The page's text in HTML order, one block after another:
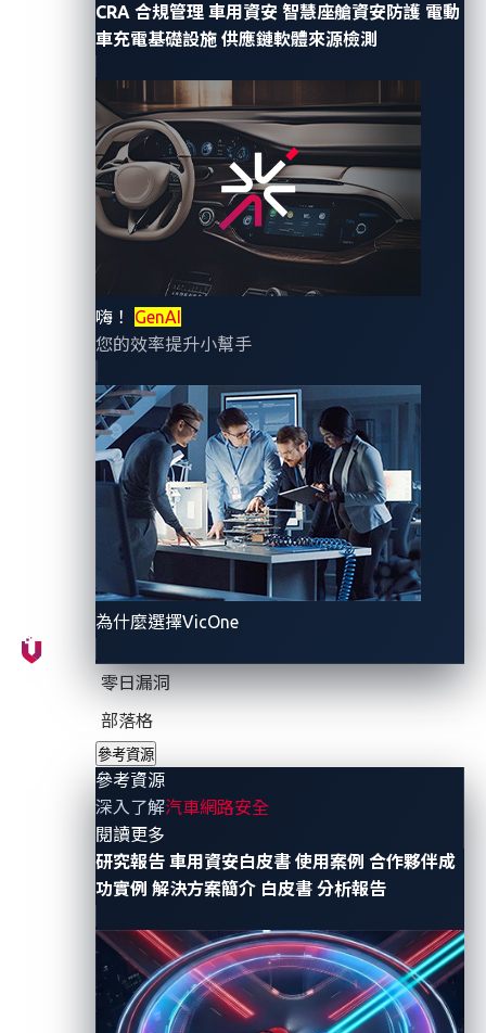
CRA 合規管理 車用資安 智慧座艙資安防護 電動
車充電基礎設施 供應鏈軟體來源檢測
嗨！ GenAI
您的效率提升小幫手
為什麼選擇VicOne
零日漏洞
部落格
參考資源
參考資源
深入了解汽車網路安全
閱讀更多
研究報告 車用資安白皮書 使用案例 合作夥伴成
功實例 解決方案簡介 白皮書 分析報告
四大競賽類別並開放遠端參賽 提供超過100萬美元包含
Tesla電動車的獎金及獎品要鼓勵紮實研究以解決真實世
界的汽車資安威脅
年10 月17日，台北訊】全球車用資安領導廠商
今天宣布該公司將共同舉辦2024
年第一屆
Pwn2Own Automotive汽車資安漏洞競賽，這是全球第
一個專門發掘及解決聯網汽車技術漏洞的比賽。
Tesla(NASDAQ:TSLA)
Automotive的主要贊助商。除此之外，美國充電樁設備
的贊助商，為競賽的充電器組提供技術指導與硬體支
Pwn2Own Automotive預定於2024年1月24 至26
日在日
Automotive World全球汽車技術展覽會上舉行。
參賽者將有機會在各種考驗當中角逐超過1百萬美元的
獎金及獎品，考題將以
對汽車系統與相關數位基
礎架構的專業知識以及Zero Day Initiative(ZDI)平台為基
礎。
趨勢科技的ZDI
球，是全球最大的非限定廠商獨立漏洞懸賞計畫。
「若沒有VicOne
資安漏洞競賽誕生。」趨勢科技威脅研究副總裁
表示：「VicOne
脅與可攻擊面的專業知識和紮實洞見，並知道如何將這
些資訊揭露給資安研究人員，讓他們能務實地解決這些
VicOne在這方面擁有無可匹敵的經驗，是我們能
在汽車產業享譽盛名的關鍵，展現了我們正在透過真實
的研究解決真實的問題，而非只是耍弄一些商業價值有
限的駭客特技。」